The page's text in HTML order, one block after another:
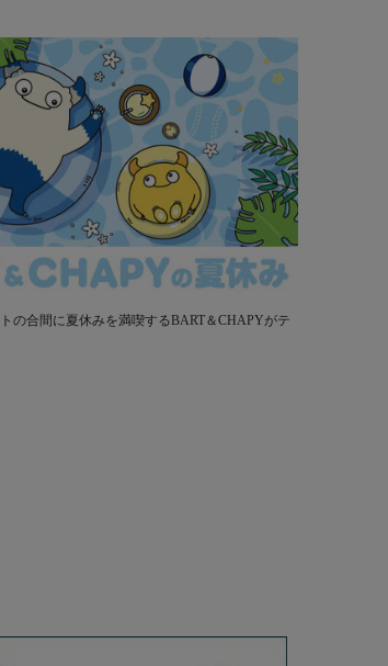
の合間に夏休みを満喫するBART＆CHAPYがテ